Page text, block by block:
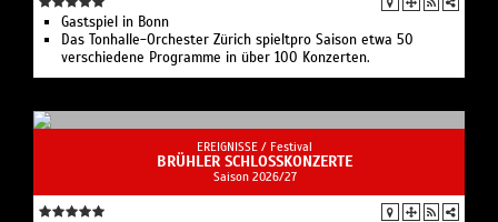
Gastspiel in Bonn
Das Tonhalle-Orchester Zürich spieltpro Saison etwa 50
verschiedene Programme in über 100 Konzerten.
EREIGNISSE / Festival
BRÜHLER SCHLOSSKONZERTE
Saison 2026/27